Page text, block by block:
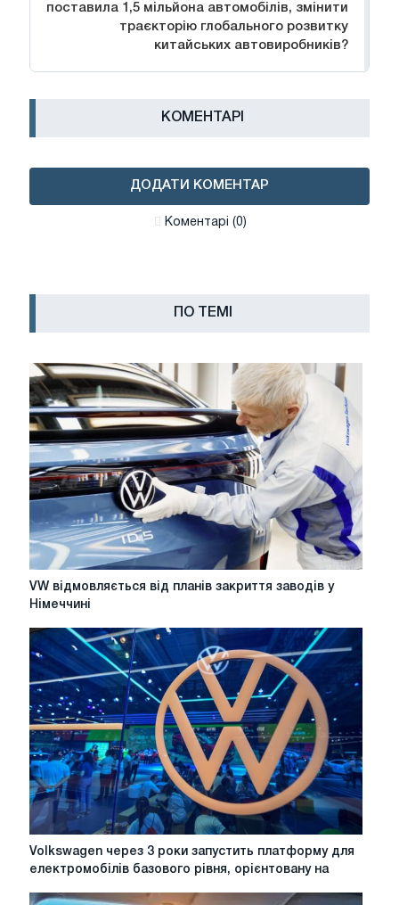
поставила 1,5 мільйона автомобілів, змінити
траєкторію глобального розвитку
китайських автовиробників?
КОМЕНТАРІ
ДОДАТИ КОМЕНТАР
Коментарі (0)
ПО ТЕМІ
VW
відмовляється
планів
закриття
заводів
у
Німеччині
VW відмовляється від планів закриття заводів у
Німеччині
Volkswagen
роки
Volkswagen через 3 роки запустить платформу для
електромобілів базового рівня, орієнтовану на